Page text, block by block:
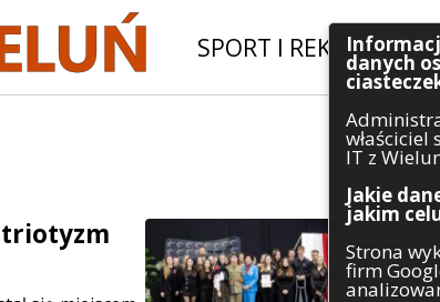
SPORT I REKREACJA|
danych
właściciel
IT z
Jakie
jakim
Strona
firm